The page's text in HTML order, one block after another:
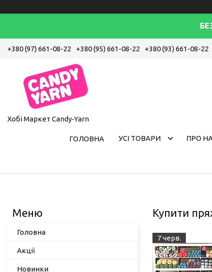
+380 (97) 661-08-22 +380 (95) 661-08-22 +380 (93) 661-08-22
Хобі Маркет Candy-Yarn
ГОЛОВНА УСІ ТОВАРИ ПРО
Купити
7 черв.
Головна
Акції
Новинки